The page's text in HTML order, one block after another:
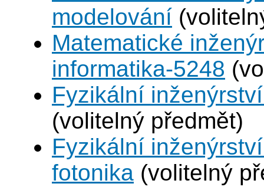
modelování
Matematické
informatika-5248
Fyzikální
(volitelný předmět)
Fyzikální
fotonika (volitelný